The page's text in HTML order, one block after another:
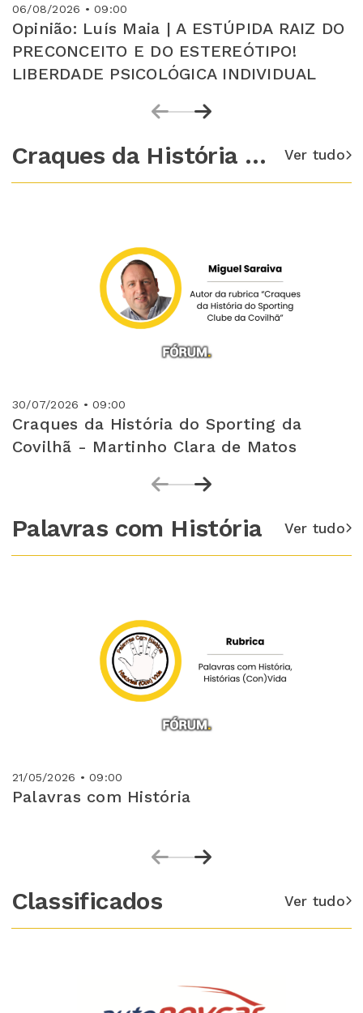
06/08/2026 • 09:00
Opinião: Luís Maia | A ESTÚPIDA RAIZ DO
PRECONCEITO E DO ESTEREÓTIPO!
LIBERDADE PSICOLÓGICA INDIVIDUAL
Craques da História SCC Ver tudo
30/07/2026 • 09:00
Craques da História do Sporting da
Covilhã - Martinho Clara de Matos
Palavras com História Ver tudo
21/05/2026 • 09:00
Palavras com História
Classificados Ver tudo